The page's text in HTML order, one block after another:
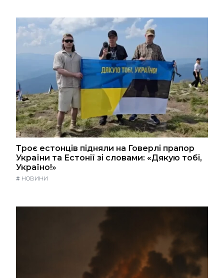
Троє естонців підняли на Говерлі прапор
України та Естонії зі словами: «Дякую тобі,
Україно!»
# НОВИНИ